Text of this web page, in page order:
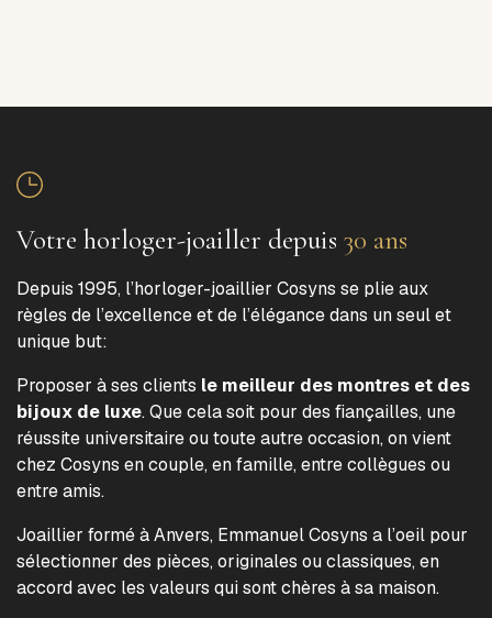
Votre horloger-joailler depuis 30 ans
Depuis 1995, l’horloger-joaillier Cosyns se plie aux
règles de l’excellence et de l’élégance dans un seul et
unique but:
Proposer à ses clients le meilleur des montres et des
bijoux de luxe. Que cela soit pour des fiançailles, une
réussite universitaire ou toute autre occasion, on vient
chez Cosyns en couple, en famille, entre collègues ou
entre amis.
Joaillier formé à Anvers, Emmanuel Cosyns a l’oeil pour
sélectionner des pièces, originales ou classiques, en
accord avec les valeurs qui sont chères à sa maison.